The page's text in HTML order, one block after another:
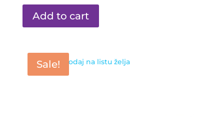
Add to cart
Sale! Dodaj na listu želja